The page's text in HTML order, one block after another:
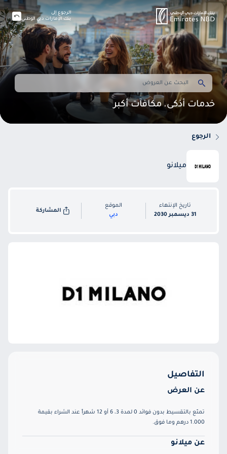
خدمات أذكى. مكافآت أكبر
الرجوع إلى
بنك الإمارات دبي الوطني
الرجوع
ميلانو
تاريخ الإنتهاء
31 ديسمبر 2030
الموقع
دبي
المشاركة
التفاصيل
عن العرض
تمتّع بالتقسيط بدون فوائد 0 لمدة 3، 6 أو 12 شهراً عند الشراء بقيمة
1.000 درهم وما فوق.
عن ميلانو